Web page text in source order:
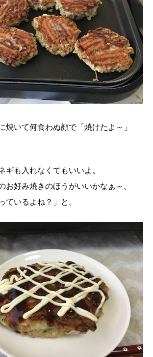
焼いて何食わぬ顔で「焼けたよ～」
ギも入れなくてもいいよ。
お好み焼きのほうがいいかなぁ～。
ているよね？」と。